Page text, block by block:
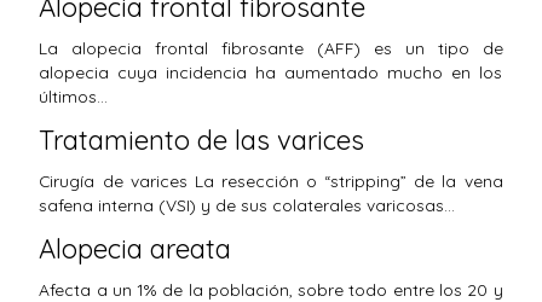
Alopecia frontal fibrosante
La alopecia frontal fibrosante (AFF) es un tipo de
alopecia cuya incidencia ha aumentado mucho en los
últimos…
Tratamiento de las varices
Cirugía de varices La resección o “stripping” de la vena
safena interna (VSI) y de sus colaterales varicosas…
Alopecia areata
Afecta a un 1% de la población, sobre todo entre los 20 y